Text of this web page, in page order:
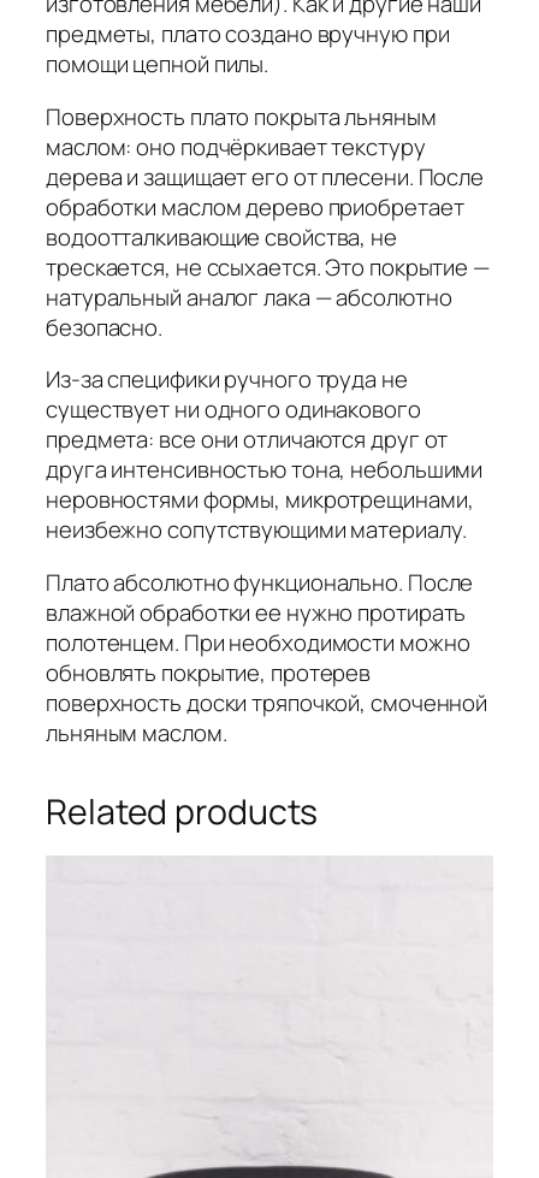
предметы, плато создано вручную при
помощи цепной пилы.
Поверхность плато покрыта льняным
маслом: оно подчёркивает текстуру
дерева и защищает его от плесени. После
обработки маслом дерево приобретает
водоотталкивающие свойства, не
трескается, не ссыхается. Это покрытие —
натуральный аналог лака — абсолютно
безопасно.
Из-за специфики ручного труда не
существует ни одного одинакового
предмета: все они отличаются друг от
друга интенсивностью тона, небольшими
неровностями формы, микротрещинами,
неизбежно сопутствующими материалу.
Плато абсолютно функционально. После
влажной обработки ее нужно протирать
полотенцем. При необходимости можно
обновлять покрытие, протерев
поверхность доски тряпочкой, смоченной
льняным маслом.
Related products